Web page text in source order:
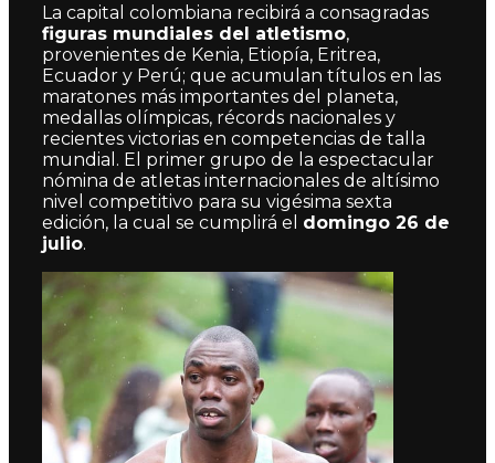
La capital colombiana recibirá a consagradas
figuras mundiales del atletismo,
provenientes de Kenia, Etiopía, Eritrea,
Ecuador y Perú; que acumulan títulos en las
maratones más importantes del planeta,
medallas olímpicas, récords nacionales y
recientes victorias en competencias de talla
mundial. El primer grupo de la espectacular
nómina de atletas internacionales de altísimo
nivel competitivo para su vigésima sexta
edición, la cual se cumplirá el domingo 26 de
julio.